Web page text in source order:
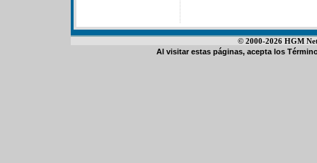
© 2000-2026 HGM
Al visitar estas páginas, acepta los